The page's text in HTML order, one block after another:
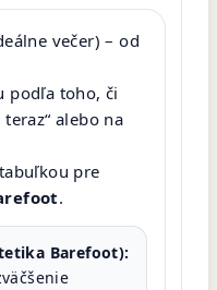
večer) – od
podľa toho, či
alebo na
pre
.
Barefoot):